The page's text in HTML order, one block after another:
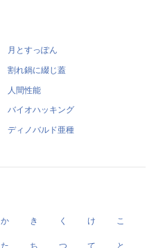
月とすっぽん
割れ鍋に綴じ蓋
人間性能
バイオハッキング
ディノバルド亜種
か き く け こ